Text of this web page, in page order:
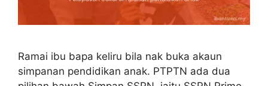
Ramai ibu bapa keliru bila nak buka akaun
simpanan pendidikan anak. PTPTN ada dua